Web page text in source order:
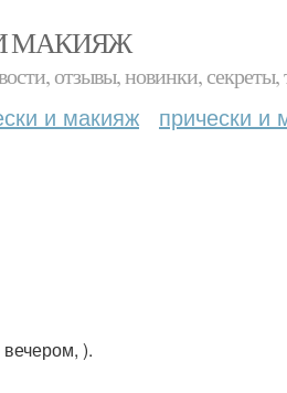
МАКИЯЖ
отзывы, новинки, секреты,
и макияж прически и
).